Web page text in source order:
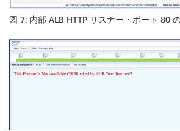
図 7: 内部 ALB HTTP リスナー・ポート 80